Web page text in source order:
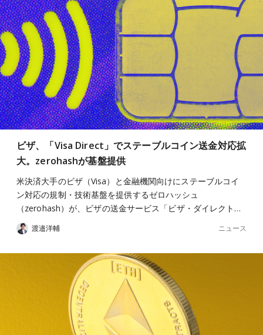
ビザ、「Visa Direct」でステーブルコイン送金対応拡
大。zerohashが基盤提供
米決済大手のビザ（Visa）と金融機関向けにステーブルコイ
ン対応の規制・技術基盤を提供するゼロハッシュ
（zerohash）が、ビザの送金サービス「ビザ・ダイレクト…
渡邉洋輔 ニュース